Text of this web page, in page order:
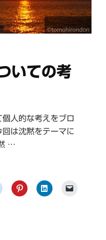
いての考
人的な考えをブロ
は沈黙をテーマに
…